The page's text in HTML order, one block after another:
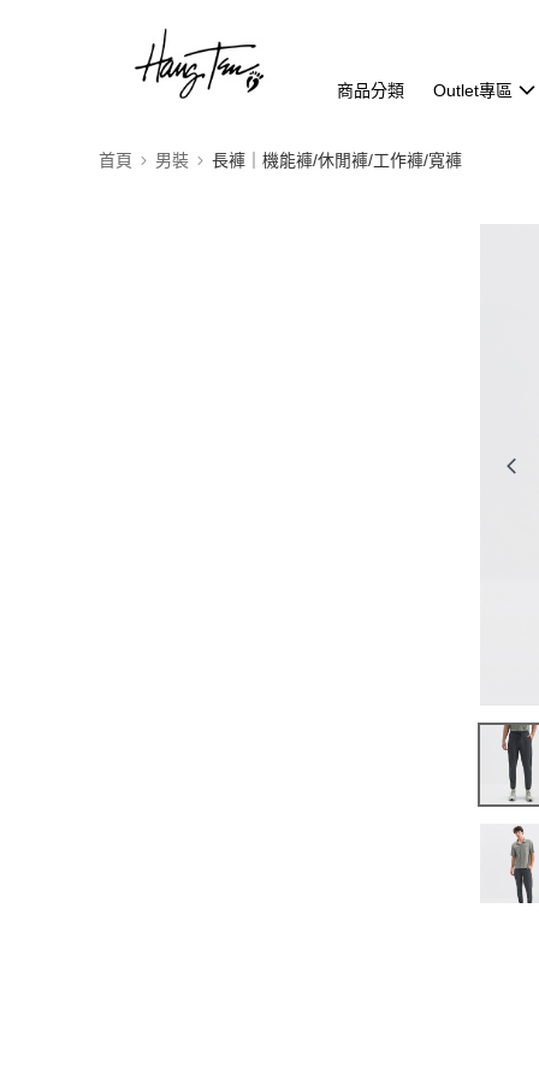
商品分類 Outlet專區
首頁 男裝 長褲｜機能褲/休閒褲/工作褲/寬褲